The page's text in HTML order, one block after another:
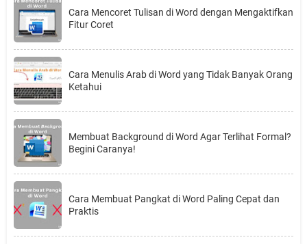
Cara Mencoret Tulisan di Word dengan Mengaktifkan
Fitur Coret
Cara Menulis Arab di Word yang Tidak Banyak Orang
Ketahui
Membuat Background di Word Agar Terlihat Formal?
Begini Caranya!
Cara Membuat Pangkat di Word Paling Cepat dan
Praktis